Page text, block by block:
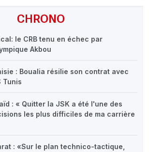
CHRONO
le CRB tenu en échec par
Akbou
: Boualia résilie son contrat avec
Tunis
: « Quitter la JSK a été l'une des
les plus difficiles de ma carrière
: «Sur le plan technico-tactique,